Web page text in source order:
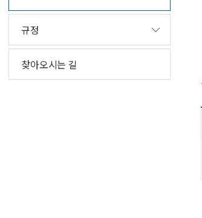
규정
찾아오시는 길